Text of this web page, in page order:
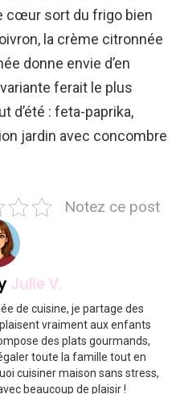
cœur sort du frigo bien
la crème citronnée
donne envie d’en
ferait le plus
d’été : feta-paprika,
jardin avec concombre
Notez ce post
Julie V.
de cuisine, je partage des
vraiment aux enfants
des plats gourmands,
toute la famille tout en
cuisiner maison sans stress,
beaucoup de plaisir !